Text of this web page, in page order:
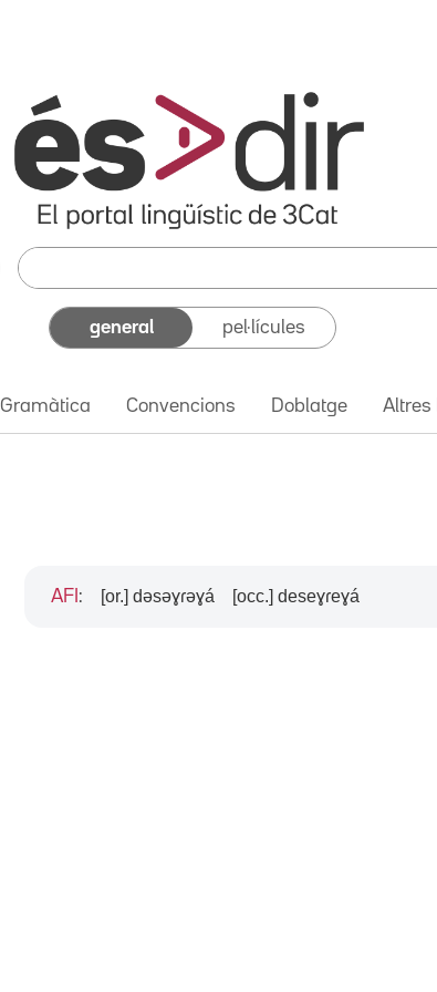
general pel·lícules
Gramàtica Convencions Doblatge Altres
AFI : [or.] dəsəɣɾəɣá [occ.] deseɣɾeɣá